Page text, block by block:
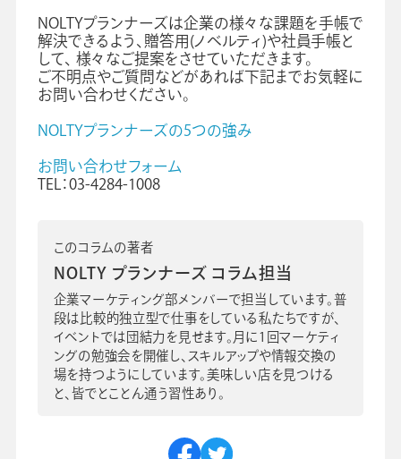
NOLTYプランナーズは企業の様々な課題を手帳で
解決できるよう、贈答用(ノベルティ)や社員手帳と
して、 様々なご提案をさせていただきます。
ご不明点やご質問などがあれば下記までお気軽に
お問い合わせください。
NOLTYプランナーズの5つの強み
お問い合わせフォーム
TEL：03-4284-1008
このコラムの著者
NOLTY プランナーズ コラム担当
企業マーケティング部メンバーで担当しています。普
段は比較的独立型で仕事をしている私たちですが、
イベントでは団結力を見せます。月に1回マーケティ
ングの勉強会を開催し、スキルアップや情報交換の
場を持つようにしています。美味しい店を見つける
と、皆でとことん通う習性あり。